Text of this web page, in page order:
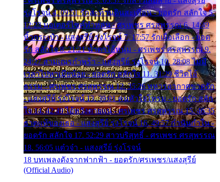
รุ่งโรจน์ 4. 09:51 รักสะท้านดินสะเทือน - ยอดรัก สลักใจ 5.
12:23 มอเตอร์ไซค์ทำหล่น - ศรเพชร ศรสุพรรณ 6. 14:49
หิ้วกระเป๋า - แสงสุรีย์ รุ่งโรจน์ 7. 17:57 รักเผื่อเลือก - ยอด
รัก สลักใจ 8. 21:21 น้ำตาไอ้หนุ่ม - ศรเพชร ศรสุพรรณ 9.
24:27 สามเณรกำพร้า - แสงสุรีย์ รุ่งโรจน์ 10. 28:08 ไม่มี
เวลาไปหาเมียน้อย - ยอดรัก สลักใจ 11. 31:29 ชีวิตไอ้
ธรรม - ศรเพชร ศรสุพรรณ 12. 35:26 ทหารอากาศขาดรัก
- แสงสุรีย์ รุ่งโรจน์ 13. 39:01 คนหัวใจโทรม - ยอดรัก สลัก
ใจ 14. 42:49 ไอ้หวังตายแน่ - ศรเพชร ศรสุพรรณ 15. 46:35
ธาตุแท้ของเธอ - แสงสุรีย์ รุ่งโรจน์ 16. 49:57 กำนันกำใน -
ยอดรัก สลักใจ 17. 52:29 สาวบริสุทธิ์ - ศรเพชร ศรสุพรรณ
18. 56:05 แต๋วจ๋า - แสงสุรีย์ รุ่งโรจน์
18 บทเพลงดังจากฟากฟ้า - ยอดรัก/ศรเพชร/แสงสุรีย์
(Official Audio)